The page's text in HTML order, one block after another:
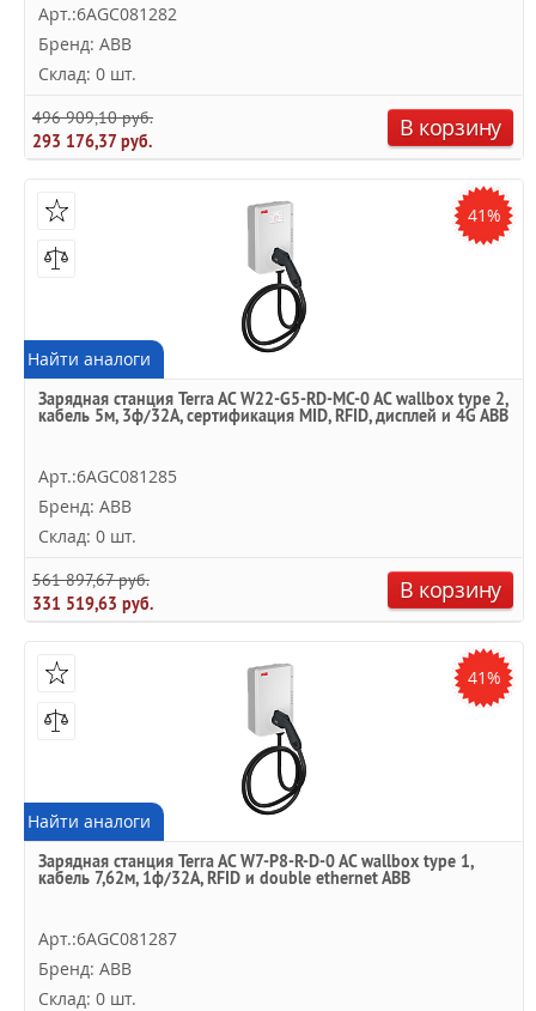
Арт.:6AGC081282
Бренд: ABB
Склад: 0 шт.
496 909,10 руб.
293 176,37 руб.
В корзину
41%
Найти аналоги
Зарядная станция Terra AC W22-G5-RD-MC-0 AC wallbox type 2,
кабель 5м, 3ф/32A, сертификация MID, RFID, дисплей и 4G ABB
Арт.:6AGC081285
Бренд: ABB
Склад: 0 шт.
561 897,67 руб.
331 519,63 руб.
В корзину
41%
Найти аналоги
Зарядная станция Terra AC W7-P8-R-D-0 AC wallbox type 1,
кабель 7,62м, 1ф/32A, RFID и double ethernet ABB
Арт.:6AGC081287
Бренд: ABB
Склад: 0 шт.